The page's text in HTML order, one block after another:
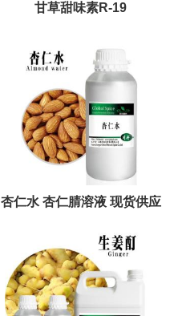
甘草甜味素R-19
杏仁水 杏仁腈溶液 现货供应